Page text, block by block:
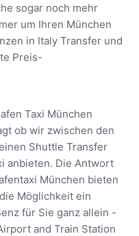
sogar noch mehr
um Ihren München
in Italy Transfer und
Preis-
Taxi München
ob wir zwischen den
Shuttle Transfer
anbieten. Die Antwort
München bieten
Möglichkeit ein
für Sie ganz allein -
and Train Station